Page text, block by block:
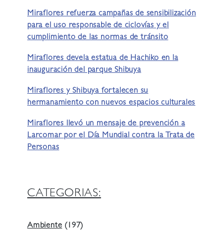
Miraflores refuerza campañas de sensibilización
para el uso responsable de ciclovías y el
cumplimiento de las normas de tránsito
Miraflores devela estatua de Hachiko en la
inauguración del parque Shibuya
Miraflores y Shibuya fortalecen su
hermanamiento con nuevos espacios culturales
Miraflores llevó un mensaje de prevención a
Larcomar por el Día Mundial contra la Trata de
Personas
CATEGORIAS:
Ambiente (197)